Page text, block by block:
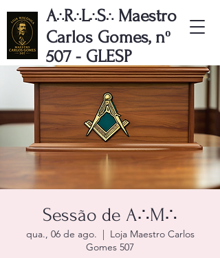
A∴R∴L∴S∴Maestro
Carlos Gomes, nº
507 - GLESP
Sessão de A∴M∴
qua., 06 de ago.
  |
Loja Maestro Carlos
Gomes 507